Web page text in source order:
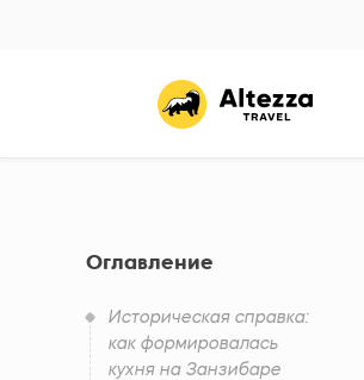
Оглавление
Историческая справка:
как формировалась
кухня на Занзибаре